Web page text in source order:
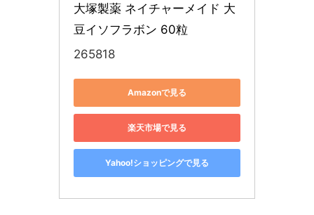
大塚製薬 ネイチャーメイド 大
豆イソフラボン 60粒
265818
Amazonで見る
楽天市場で見る
Yahoo!ショッピングで見る